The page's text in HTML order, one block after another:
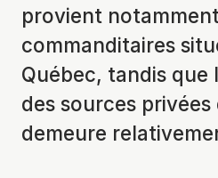
provient
commanditaires
Québec, tandis
des sources
demeure